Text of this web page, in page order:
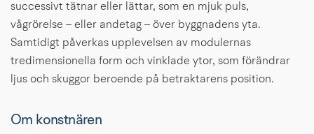
successivt tätnar eller lättar, som en mjuk puls,
vågrörelse – eller andetag – över byggnadens yta.
Samtidigt påverkas upplevelsen av modulernas
tredimensionella form och vinklade ytor, som förändrar
ljus och skuggor beroende på betraktarens position.
Om konstnären